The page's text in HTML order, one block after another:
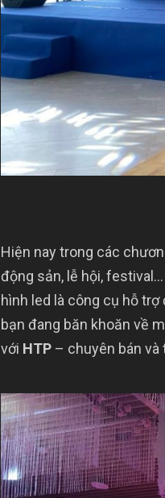
Hiện nay trong các
động sản, lễ hội,
hình led là công cụ hỗ
bạn đang băn khoăn về
với HTP – chuyên bán và